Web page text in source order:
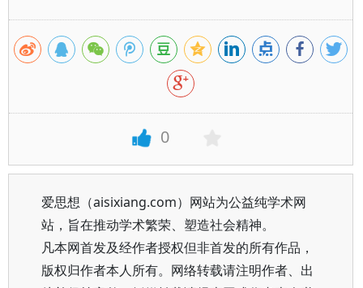
0
爱思想（aisixiang.com）网站为公益纯学术网
站，旨在推动学术繁荣、塑造社会精神。
凡本网首发及经作者授权但非首发的所有作品，
版权归作者本人所有。网络转载请注明作者、出